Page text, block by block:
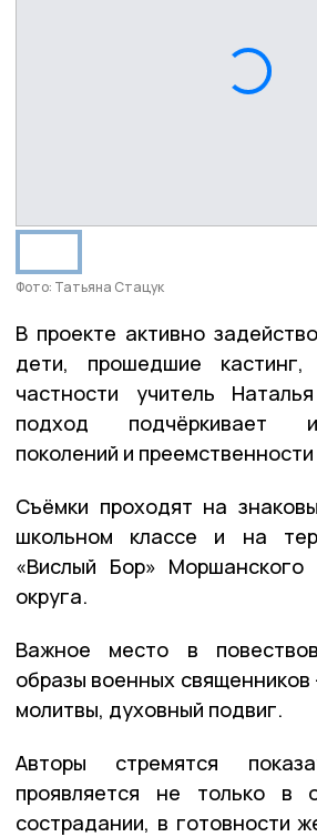
Фото: Татьяна Стацук
В проекте активно
дети, прошедшие
частности учитель
подход подчёркивает
поколений и
Съёмки проходят на
школьном классе и на
«Вислый Бор» Моршанского
округа.
Важное место в
образы военных священников
молитвы, духовный подвиг.
Авторы стремятся
проявляется не только
сострадании, в готовности